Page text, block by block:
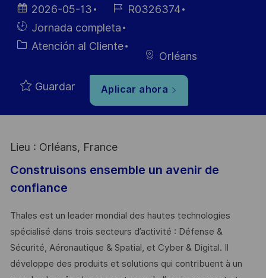
Fecha de
publicación
2026-05-13
ID de
empleo
R0326374
Hiring
Type
Jornada completa
Categoría
Atención al Cliente
Orléans
Guardar Aplicar ahora
Lieu : Orléans, France
Construisons ensemble un avenir de
confiance
Thales est un leader mondial des hautes technologies
spécialisé dans trois secteurs d’activité : Défense &
Sécurité, Aéronautique & Spatial, et Cyber & Digital. Il
développe des produits et solutions qui contribuent à un